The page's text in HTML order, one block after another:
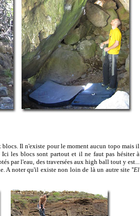
Il n'existe pour le moment aucun topo mais il
les blocs sont partout et il ne faut pas hésiter à
par l'eau, des traversées aux high ball tout y est...
A noter qu'il existe non loin de là un autre site ''El